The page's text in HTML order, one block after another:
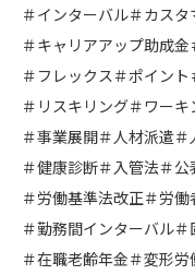
＃インターバル＃カス
＃キャリアアップ助成金
＃フレックス＃ポイント
＃リスキリング＃ワー
＃事業展開＃人材派遣＃
＃健康診断＃入管法＃
＃労働基準法改正＃労
＃勤務間インターバル
＃在職老齢年金＃変形労